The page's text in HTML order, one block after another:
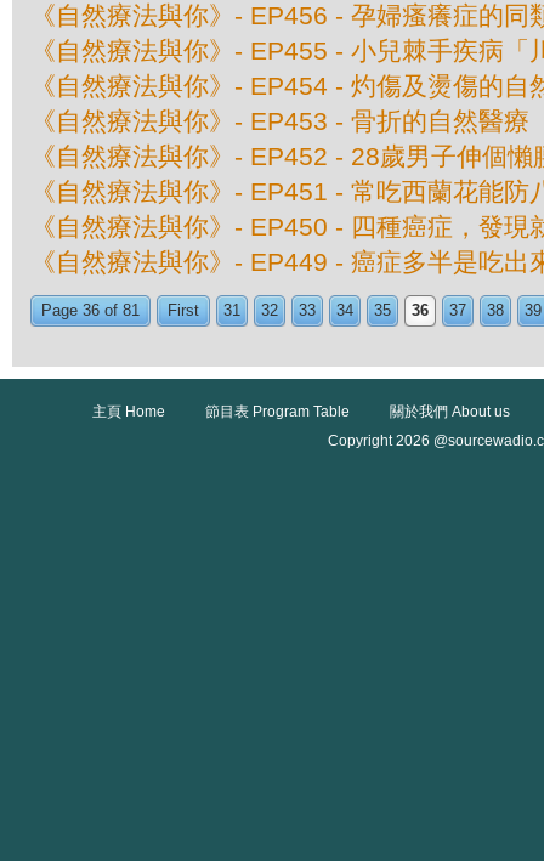
《自然療法與你》- EP456 - 孕婦瘙癢症的同
《自然療法與你》- EP455 - 小兒棘手疾病「
《自然療法與你》- EP454 - 灼傷及燙傷的自
《自然療法與你》- EP453 - 骨折的自然醫療
《自然療法與你》- EP452 - 28歲男子伸個
《自然療法與你》- EP451 - 常吃西蘭花能防
《自然療法與你》- EP450 - 四種癌症，發現
《自然療法與你》- EP449 - 癌症多半是吃出
Page 36 of 81 First 31 32 33 34 35 36 37 38 39
主頁 Home 節目表 Program Table
關於我們 About us
Copyright 2026